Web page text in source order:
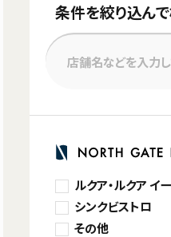
条件を絞り込ん
店舗名などを入力し
ルクア・ルクア イ
シンクビストロ
その他